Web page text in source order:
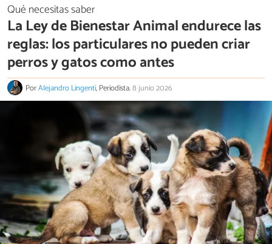
Qué necesitas saber
La Ley de Bienestar Animal endurece las
reglas: los particulares no pueden criar
perros y gatos como antes
PorAlejandro Lingenti, Periodista.8 junio 2026